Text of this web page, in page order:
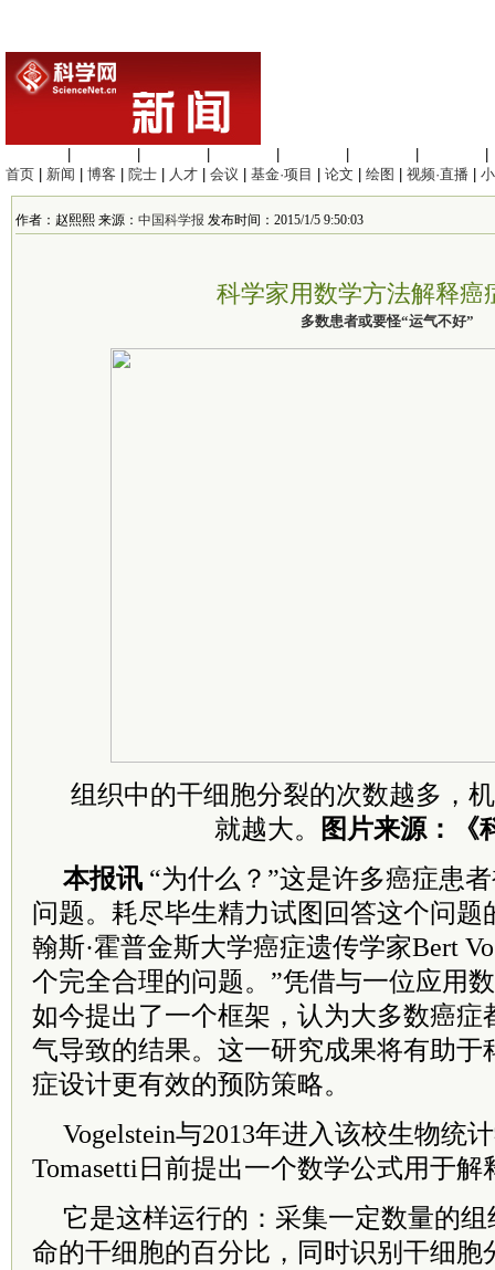
首页
新闻 博客 院士 人才 会议 基金·项目 论文 绘图 视频·直播
作者：赵熙熙 来源： 中国科学报 发布时间：2015/1/5 9:50:03
科学家用数学方法解释癌
多数患者或要怪“运气不好”
组织中的干细胞分裂的次数越多，
就越大。
图片来源：《
本报讯 “为什么？”这是许多癌症患
问题。耗尽毕生精力试图回答这个问题
翰斯·霍普金斯大学癌症遗传学家Bert
个完全合理的问题。”凭借与一位应用
如今提出了一个框架，认为大多数癌症
气导致的结果。这一研究成果将有助于
症设计更有效的预防策略。
Vogelstein与2013年进入该校生物统
Tomasetti日前提出一个数学公式用于
它是这样运行的：采集一定数量的
命的干细胞的百分比，同时识别干细胞